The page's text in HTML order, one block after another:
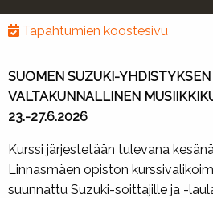
Tapahtumien koostesivu
SUOMEN SUZUKI-YHDISTYKSEN
VALTAKUNNALLINEN
23.-27.6.2026
Kurssi järjestetään tulevana
Linnasmäen opiston
suunnattu Suzuki-soittajille ja -